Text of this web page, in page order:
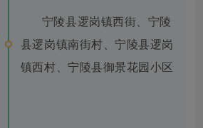
宁陵县逻岗镇西街、宁陵
县逻岗镇南街村、宁陵县逻岗
镇西村、宁陵县御景花园小区